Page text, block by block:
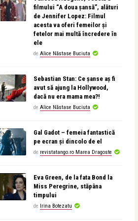
lansat Hit Play, un show
digital
revistatango
Campania
filmului “A doua șansă”, alături
de Jennifer Lopez: Filmul
acesta va oferi femeilor și
fetelor mai multă încredere în
ele
de Alice Năstase Buciuta
Sebastian Stan: Ce șanse aș fi
avut să ajung la Hollywood,
dacă nu era mama mea?!
de Alice Năstase Buciuta
Gal Gadot – femeia fantastică
pe ecran și dincolo de el
de revistatango.ro Marea Dragoste
Eva Green, de la fata Bond la
Miss Peregrine, stăpâna
timpului
de Irina Botezatu